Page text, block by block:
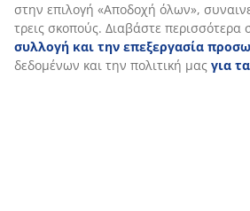
στην επιλογή «Αποδοχή όλων»,
τρεις σκοπούς. Διαβάστε περισσότερα
συλλογή και την επεξεργασία
δεδομένων και την πολιτική μας για